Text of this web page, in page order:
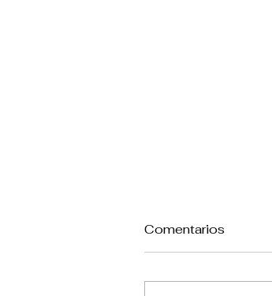
Comentarios